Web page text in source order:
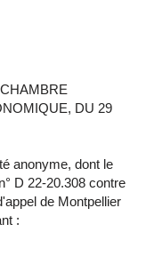
DU 29
anonyme, dont le
D 22-20.308 contre
de Montpellier
: